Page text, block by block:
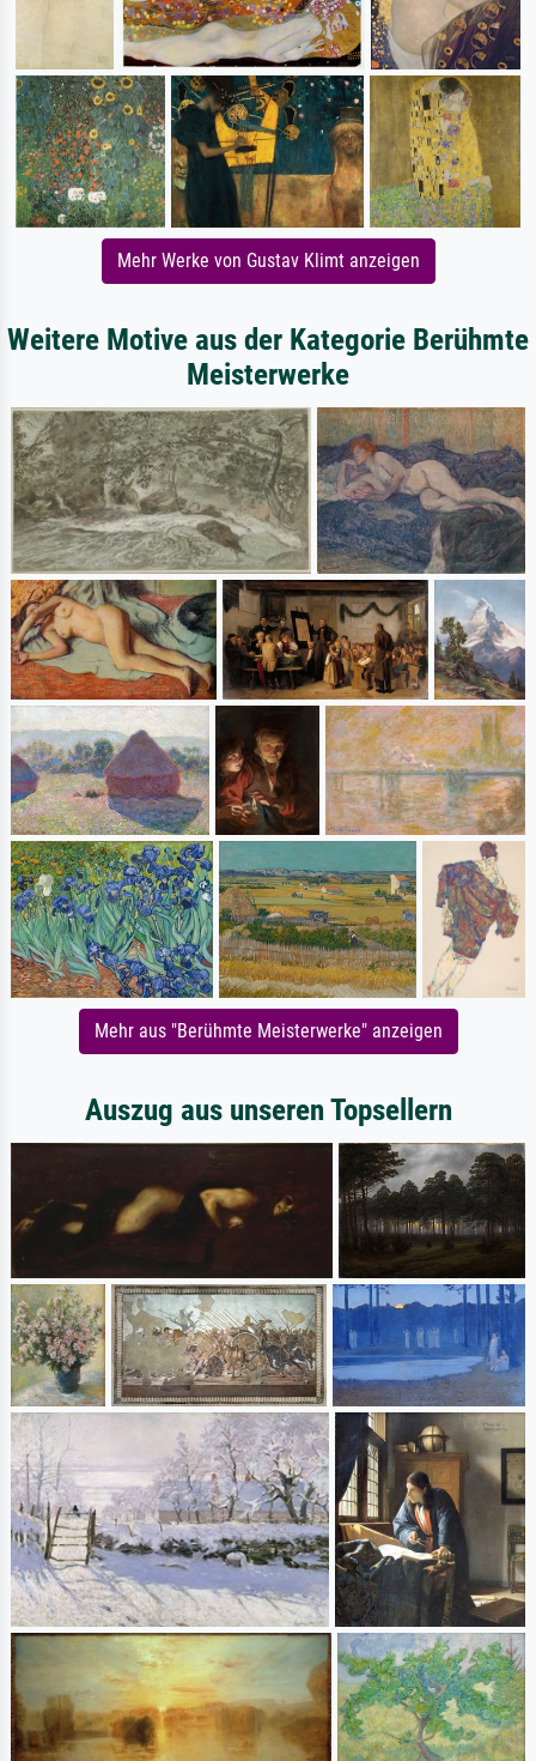
Mehr Werke von Gustav Klimt anzeigen
Weitere Motive aus der Kategorie Berühmte
Meisterwerke
Mehr aus "Berühmte Meisterwerke" anzeigen
Auszug aus unseren Topsellern